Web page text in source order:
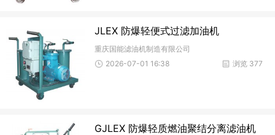
JLEX 防爆轻便式过滤加油机
重庆国能滤油机制造有限公司
浏览 377
2026-07-01 16:38
GJLEX 防爆轻质燃油聚结分离滤油机